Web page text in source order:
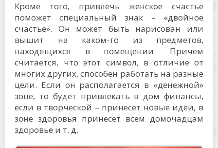
Кроме того, привлечь женское счастье
поможет специальный знак – «двойное
счастье». Он может быть нарисован или
вышит на каком-то из предметов,
находящихся в помещении. Причем
считается, что этот символ, в отличие от
многих других, способен работать на разные
цели. Если он располагается в «денежной»
зоне, то будет привлекать в дом финансы,
если в творческой – принесет новые идеи, в
зоне здоровья принесет всем домочадцам
здоровье и т. д.